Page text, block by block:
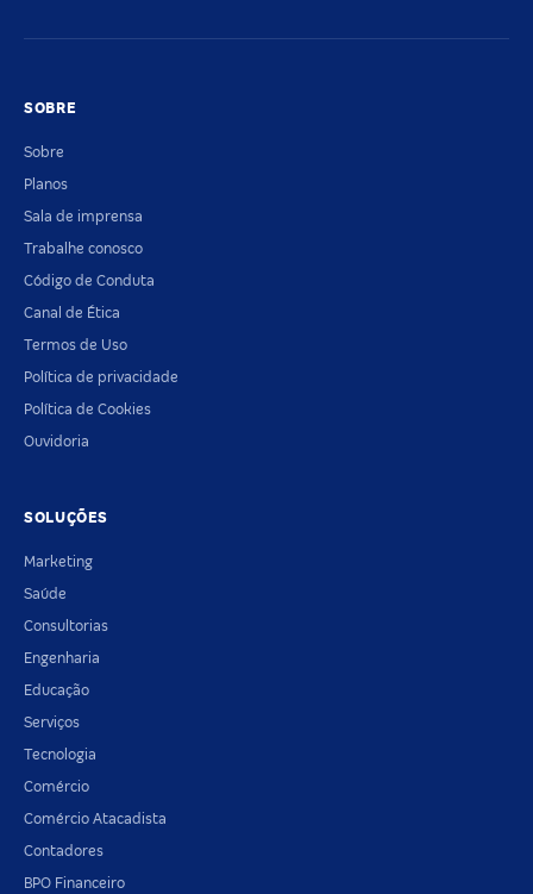
SOBRE
Sobre
Planos
Sala de imprensa
Trabalhe conosco
Código de Conduta
Canal de Ética
Termos de Uso
Política de privacidade
Política de Cookies
Ouvidoria
SOLUÇÕES
Marketing
Saúde
Consultorias
Engenharia
Educação
Serviços
Tecnologia
Comércio
Comércio Atacadista
Contadores
BPO Financeiro